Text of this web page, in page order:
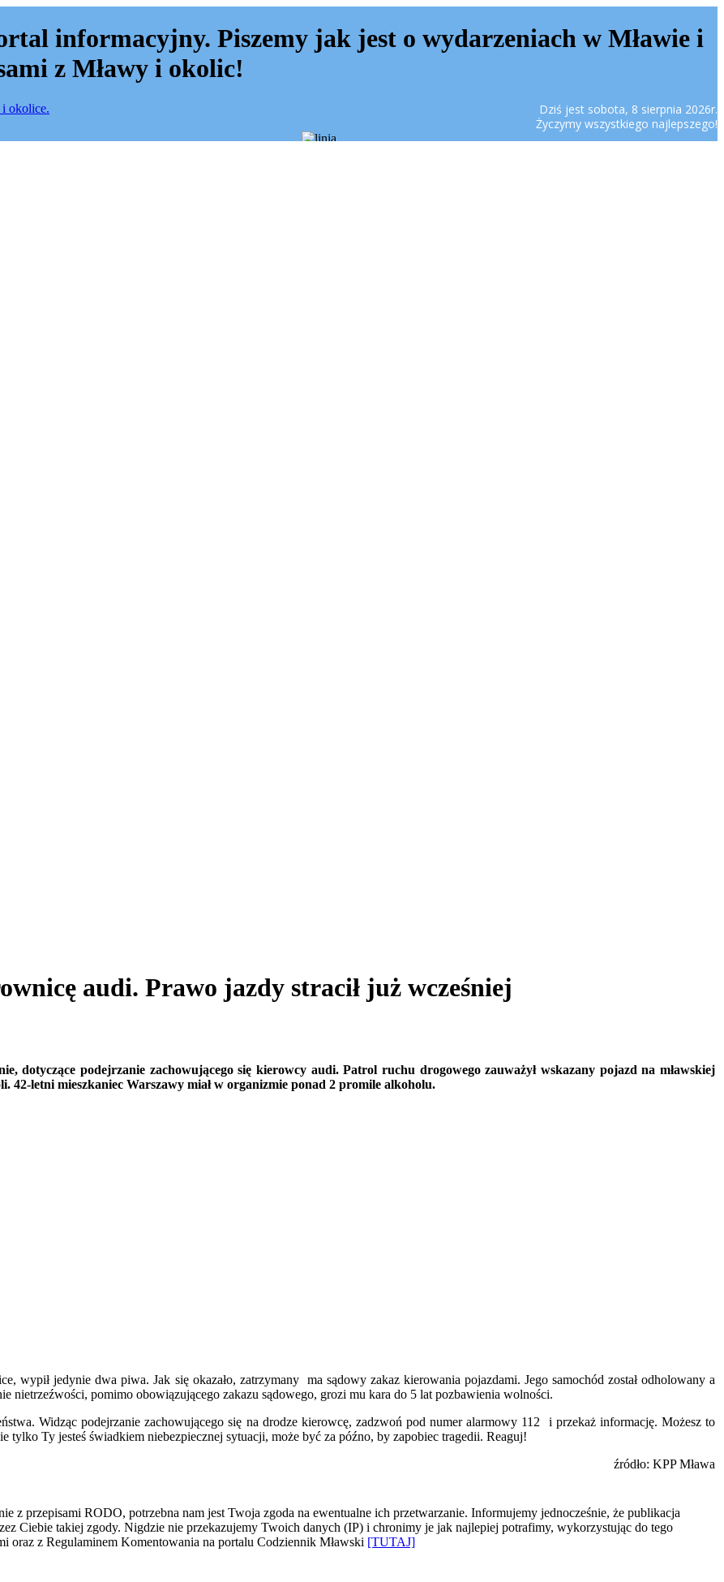
informacyjny. Piszemy jak jest o wydarzeniach w Mławie i
z Mławy i okolic!
Dziś jest sobota, 8 sierpnia 2026r.
Życzymy wszystkiego najlepszego!
audi. Prawo jazdy stracił już wcześniej
dotyczące podejrzanie zachowującego się kierowcy audi. Patrol ruchu drogowego zauważył wskazany pojazd na mławskiej
letni mieszkaniec Warszawy miał w organizmie ponad 2 promile alkoholu.
wypił jedynie dwa piwa. Jak się okazało, zatrzymany ma sądowy zakaz kierowania pojazdami. Jego samochód został odholowany a
nietrzeźwości, pomimo obowiązującego zakazu sądowego, grozi mu kara do 5 lat pozbawienia wolności.
Widząc podejrzanie zachowującego się na drodze kierowcę, zadzwoń pod numer alarmowy 112 i przekaż informację. Możesz to
Ty jesteś świadkiem niebezpiecznej sytuacji, może być za późno, by zapobiec tragedii. Reaguj!
źródło: KPP Mława
z przepisami RODO, potrzebna nam jest Twoja zgoda na ewentualne ich przetwarzanie. Informujemy jednocześnie, że publikacja
Ciebie takiej zgody. Nigdzie nie przekazujemy Twoich danych (IP) i chronimy je jak najlepiej potrafimy, wykorzystując do tego
oraz z Regulaminem Komentowania na portalu Codziennik Mławski [TUTAJ]